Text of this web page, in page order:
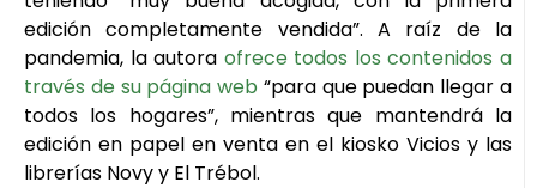
edición completamente vendida”. A raíz de la
pandemia, la autora ofrece todos los contenidos a
través de su página web “para que puedan llegar a
todos los hogares”, mientras que mantendrá la
edición en papel en venta en el kiosko Vicios y las
librerías Novy y El Trébol.